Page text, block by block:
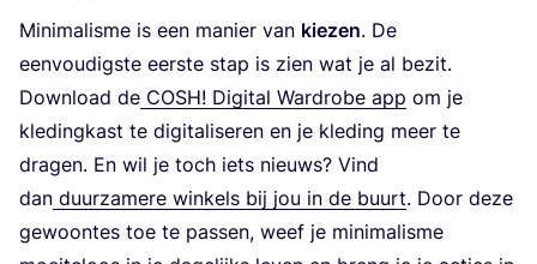
Mini­ma­lis­me is een manier van kie­zen. De
een­vou­dig­ste eer­ste stap is zien wat je al bezit.
Down­load de COSH! Digi­tal Ward­ro­be app om je
kle­ding­kast te digi­ta­li­se­ren en je kle­ding meer te
dra­gen. En wil je toch iets nieuws? Vind
dan duur­za­me­re win­kels bij jou in de buurt. Door deze
gewoon­tes toe te pas­sen, weef je mini­ma­lis­me